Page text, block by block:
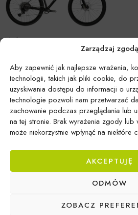
Zarządzaj zgodą
Aby zapewnić jak najlepsze wrażenia,
technologii, takich jak pliki cookie, do
uzyskiwania dostępu do informacji o
technologie pozwoli nam przetwarzać
zachowanie podczas przeglądania lub
na tej stronie. Brak wyrażenia zgody
może niekorzystnie wpłynąć na niektóre
AKCEPTUJĘ
ODMÓW
ZOBACZ
Marka:KROSS
ROWER KROSS 24′ LEVEL
6.0 CZARNY/SZARY